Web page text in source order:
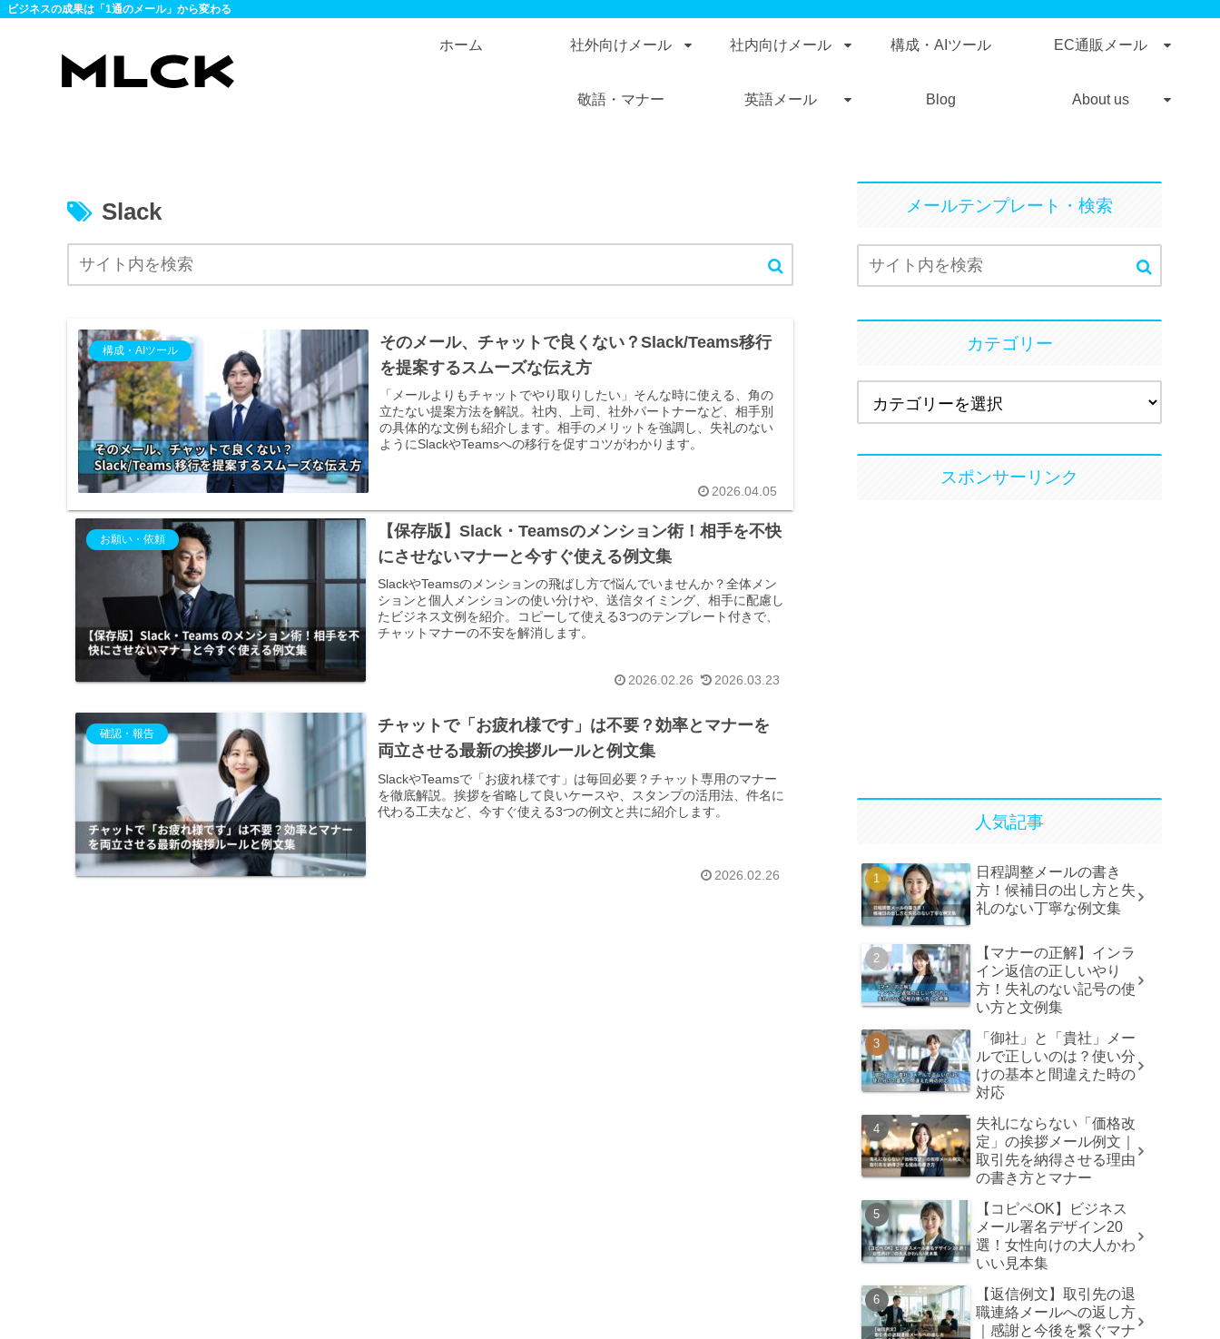
ビジネスの成果は「1通のメール」から変わる
ホーム 社外向けメール 社内向けメール 構成・AIツール EC通販メール
敬語・マナー 英語メール Blog About us
Slack
構成・AIツール
そのメール、チャットで良くない？Slack/Teams移行
を提案するスムーズな伝え方
「メールよりもチャットでやり取りしたい」そんな時に使える、角の
立たない提案方法を解説。社内、上司、社外パートナーなど、相手別
の具体的な文例も紹介します。相手のメリットを強調し、失礼のない
ようにSlackやTeamsへの移行を促すコツがわかります。
2026.04.05
お願い・依頼
【保存版】Slack・Teamsのメンション術！相手を不快
にさせないマナーと今すぐ使える例文集
SlackやTeamsのメンションの飛ばし方で悩んでいませんか？全体メン
ションと個人メンションの使い分けや、送信タイミング、相手に配慮し
たビジネス文例を紹介。コピーして使える3つのテンプレート付きで、
チャットマナーの不安を解消します。
2026.02.26 2026.03.23
確認・報告
チャットで「お疲れ様です」は不要？効率とマナーを
両立させる最新の挨拶ルールと例文集
SlackやTeamsで「お疲れ様です」は毎回必要？チャット専用のマナー
を徹底解説。挨拶を省略して良いケースや、スタンプの活用法、件名に
代わる工夫など、今すぐ使える3つの例文と共に紹介します。
2026.02.26
メールテンプレート・検索
カテゴリー
スポンサーリンク
人気記事
日程調整メールの書き
方！候補日の出し方と失
礼のない丁寧な例文集
【マナーの正解】インラ
イン返信の正しいやり
方！失礼のない記号の使
い方と文例集
「御社」と「貴社」メー
ルで正しいのは？使い分
けの基本と間違えた時の
対応
失礼にならない「価格改
定」の挨拶メール例文｜
取引先を納得させる理由
の書き方とマナー
【コピペOK】ビジネス
メール署名デザイン20
選！女性向けの大人かわ
いい見本集
【返信例文】取引先の退
職連絡メールへの返し方
｜感謝と今後を繋ぐマナ